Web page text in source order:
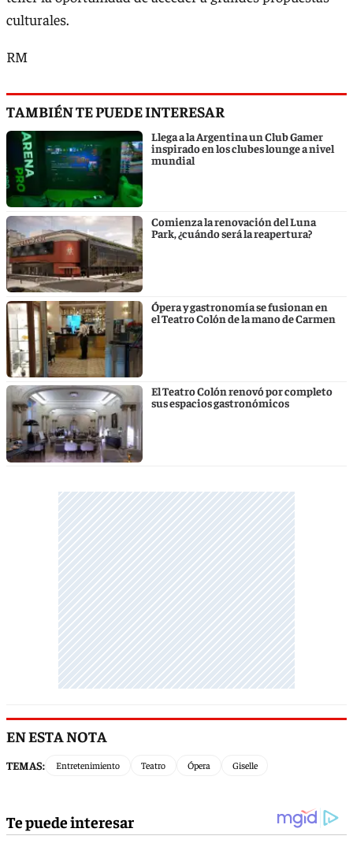
culturales.
RM
TAMBIÉN TE PUEDE INTERESAR
Llega a la Argentina un Club Gamer
inspirado en los clubes lounge a nivel
mundial
Comienza la renovación del Luna
Park, ¿cuándo será la reapertura?
Ópera y gastronomía se fusionan en
el Teatro Colón de la mano de Carmen
El Teatro Colón renovó por completo
sus espacios gastronómicos
EN ESTA NOTA
TEMAS: Entretenimiento Teatro Ópera Giselle